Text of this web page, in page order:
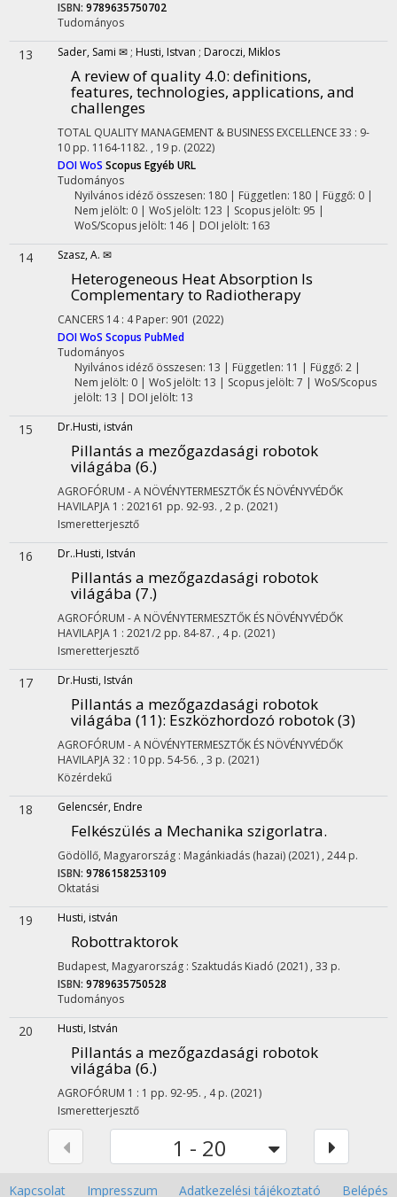
ISBN: 9789635750702
Tudományos
13 Sader, Sami ✉ ; Husti, Istvan ; Daroczi, Miklos
A review of quality 4.0: definitions,
features, technologies, applications, and
challenges
TOTAL QUALITY MANAGEMENT & BUSINESS EXCELLENCE33 : 9-
10 pp. 1164-1182. , 19 p. (2022)
DOIWoS Scopus Egyéb URL
Tudományos
Nyilvános idéző összesen: 180| Független: 180 | Függő: 0 |
Nem jelölt: 0 | WoS jelölt: 123 | Scopus jelölt: 95 |
WoS/Scopus jelölt: 146 | DOI jelölt: 163
14 Szasz, A. ✉
Heterogeneous Heat Absorption Is
Complementary to Radiotherapy
CANCERS 14: 4 Paper: 901 (2022)
DOIWoS Scopus PubMed
Tudományos
Nyilvános idéző összesen: 13 | Független: 11 | Függő: 2 |
Nem jelölt: 0 | WoS jelölt: 13 | Scopus jelölt: 7 | WoS/Scopus
jelölt: 13 | DOI jelölt: 13
15 Dr.Husti, istván
Pillantás a mezőgazdasági robotok
világába (6.)
AGROFÓRUM - A NÖVÉNYTERMESZTŐK ÉS NÖVÉNYVÉDŐK
HAVILAPJA 1 : 202161 pp. 92-93. , 2 p. (2021)
Ismeretterjesztő
16 Dr..Husti, István
Pillantás a mezőgazdasági robotok
világába (7.)
AGROFÓRUM - A NÖVÉNYTERMESZTŐK ÉS NÖVÉNYVÉDŐK
HAVILAPJA 1 : 2021/2 pp. 84-87. , 4 p. (2021)
Ismeretterjesztő
17 Dr.Husti, István
Pillantás a mezőgazdasági robotok
világába (11): Eszközhordozó robotok (3)
AGROFÓRUM - A NÖVÉNYTERMESZTŐK ÉS NÖVÉNYVÉDŐK
HAVILAPJA32 : 10 pp. 54-56. , 3 p. (2021)
Közérdekű
18 Gelencsér, Endre
Felkészülés a Mechanika szigorlatra.
Gödöllő, Magyarország : Magánkiadás (hazai) (2021) , 244 p.
ISBN: 9786158253109
Oktatási
19 Husti, istván
Robottraktorok
Budapest, Magyarország : Szaktudás Kiadó (2021) , 33 p.
ISBN: 9789635750528
Tudományos
20 Husti, István
Pillantás a mezőgazdasági robotok
világába (6.)
AGROFÓRUM 1 : 1 pp. 92-95. , 4 p. (2021)
Ismeretterjesztő
1 - 20
Kapcsolat Impresszum Adatkezelési tájékoztató Belépés